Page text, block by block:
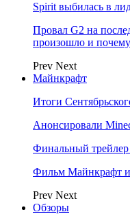
Spirit выбилась в
Провал G2 на
произошло и
Prev Next
Майнкрафт
Итоги
Анонсировали
Финальный
Фильм Майнкрафт и
Prev Next
Обзоры